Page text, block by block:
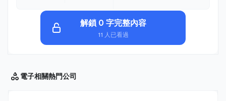
解鎖 0 字完整內容
11 人已看過
電子相關熱門公司